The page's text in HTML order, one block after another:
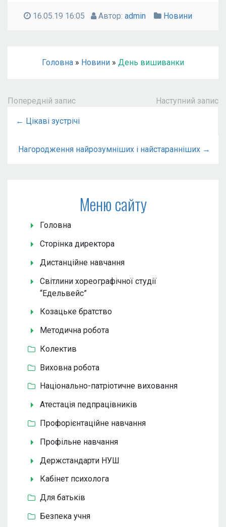
16.05.19 16:05 Автор: admin Новини
Головна » Новини » День вишиванки
Попередній запис Наступний запис
← Цікаві зустрічі
Нагородження найрозумніших і найстаранніших →
Меню сайту
Головна
Сторінка директора
Дистанційне навчання
Світлини хореографічної студії
“Едельвейс”
Козацьке братство
Методична робота
Колектив
Виховна робота
Національно-патріотичне виховання
Атестація педпрацівників
Профорієнтаційне навчання
Профільне навчання
Держстандарти НУШ
Кабінет психолога
Для батьків
Безпека учня